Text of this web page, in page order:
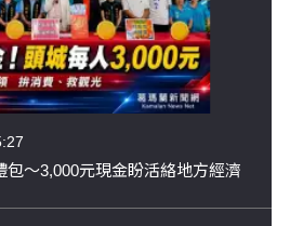
包～3,000元現金盼活絡地方經濟